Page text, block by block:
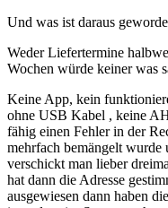
Und was ist daraus
Weder Liefertermine
Wochen würde keiner was
Keine App, kein
ohne USB Kabel , keine
fähig einen Fehler in der
mehrfach bemängelt wurde
verschickt man lieber
hat dann die Adresse
ausgewiesen dann haben